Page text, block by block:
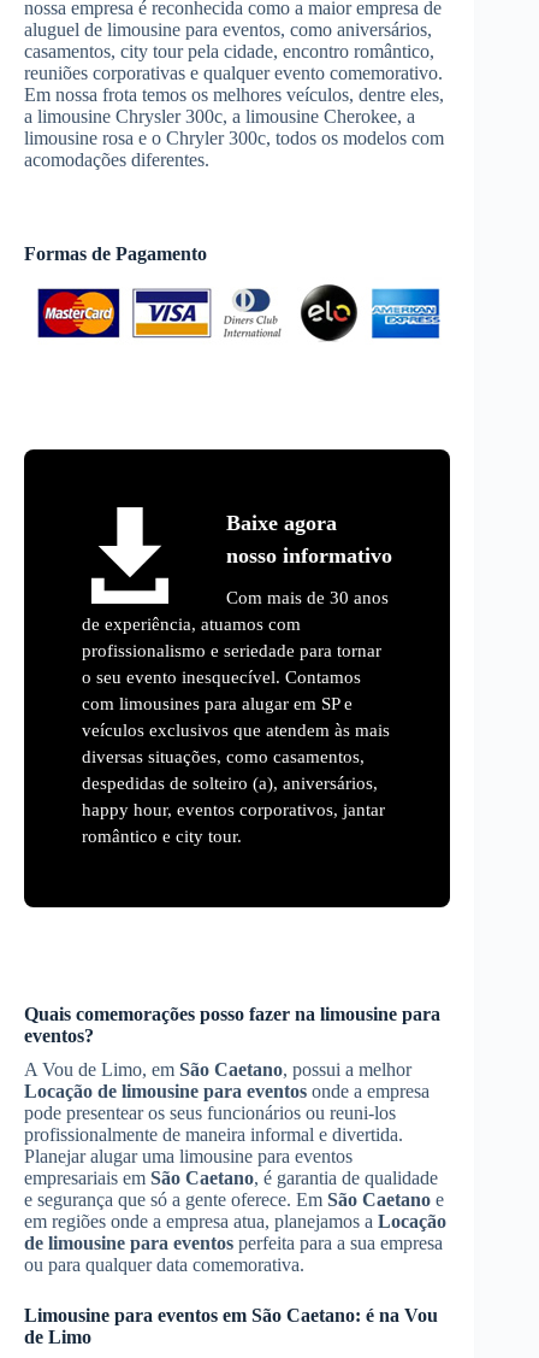
nossa empresa é reconhecida como a maior empresa de
aluguel de limousine para eventos, como aniversários,
casamentos, city tour pela cidade, encontro romântico,
reuniões corporativas e qualquer evento comemorativo.
Em nossa frota temos os melhores veículos, dentre eles,
a limousine Chrysler 300c, a limousine Cherokee, a
limousine rosa e o Chryler 300c, todos os modelos com
acomodações diferentes.
Formas de Pagamento
Baixe agora
nosso informativo
Com mais de 30 anos
de experiência, atuamos com
profissionalismo e seriedade para tornar
o seu evento inesquecível. Contamos
com limousines para alugar em SP e
veículos exclusivos que atendem às mais
diversas situações, como casamentos,
despedidas de solteiro (a), aniversários,
happy hour, eventos corporativos, jantar
romântico e city tour.
Quais comemorações posso fazer na limousine para
eventos?
A Vou de Limo, em São Caetano, possui a melhor
Locação de limousine para eventos onde a empresa
pode presentear os seus funcionários ou reuni-los
profissionalmente de maneira informal e divertida.
Planejar alugar uma limousine para eventos
empresariais em São Caetano, é garantia de qualidade
e segurança que só a gente oferece. Em São Caetano e
em regiões onde a empresa atua, planejamos a Locação
de limousine para eventos perfeita para a sua empresa
ou para qualquer data comemorativa.
Limousine para eventos em São Caetano: é na Vou
de Limo